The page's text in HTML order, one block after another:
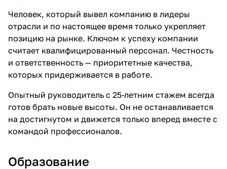
Человек, который вывел компанию в лидеры
отрасли и по настоящее время только укрепляет
позицию на рынке. Ключом к успеху компании
считает квалифицированный персонал. Честность
и ответственность — приоритетные качества,
которых придерживается в работе.
Опытный руководитель с 25-летним стажем всегда
готов брать новые высоты. Он не останавливается
на достигнутом и движется только вперед вместе с
командой профессионалов.
Образование